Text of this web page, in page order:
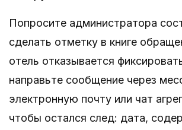
Попросите администратора
сделать отметку в книге
отель отказывается
направьте сообщение через
электронную почту или чат
чтобы остался след: дата,